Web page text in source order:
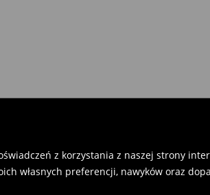
z korzystania z naszej strony
własnych preferencji, nawyków oraz